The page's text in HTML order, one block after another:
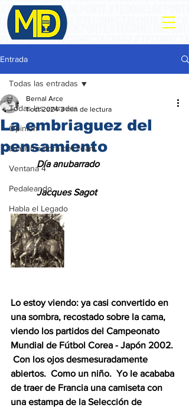
Entrada
Todas las entradas
Opinión
La ultima hora del Team
Ventana 4
Pedaleando
Habla el Legado
Jacques Sagot
Todas las entradas
La embriaguez del
pensamiento
Bernal Arce
1 oct 2024 3 min de lectura
           Día anubarrado
           Jacques Sagot
Lo estoy viendo: ya casi convertido en
una sombra, recostado sobre la cama,
viendo los partidos del Campeonato
Mundial de Fútbol Corea - Japón 2002.
Con los ojos desmesuradamente
abiertos.  Como un niño.  Yo le acababa
de traer de Francia una camiseta con
una estampa de la Selección de